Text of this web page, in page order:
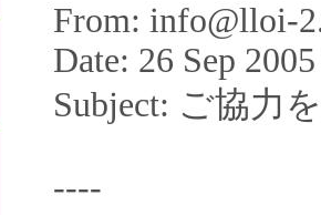
From: info@lloi-
Date: 26 Sep
Subject: ご協力
----